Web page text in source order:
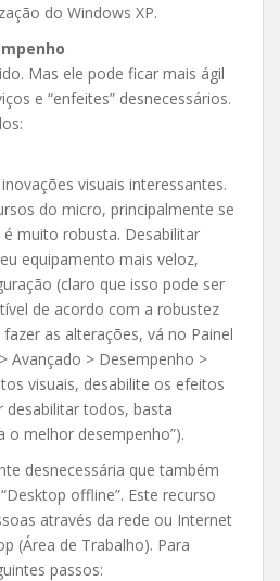
do Windows XP.
Mas ele pode ficar mais ágil
e “enfeites” desnecessários.
visuais interessantes.
do micro, principalmente se
muito robusta. Desabilitar
equipamento mais veloz,
(claro que isso pode ser
de acordo com a robustez
as alterações, vá no Painel
Avançado > Desempenho >
visuais, desabilite os efeitos
desabilitar todos, basta
o melhor desempenho”).
desnecessária que também
offline”. Este recurso
através da rede ou Internet
(Área de Trabalho). Para
passos: